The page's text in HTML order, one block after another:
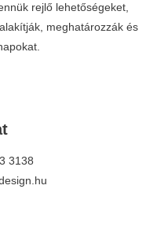
rejlő lehetőségeket,
meghatározzák és
3138